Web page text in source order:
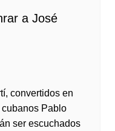
a José
convertidos en
Pablo
ser escuchados